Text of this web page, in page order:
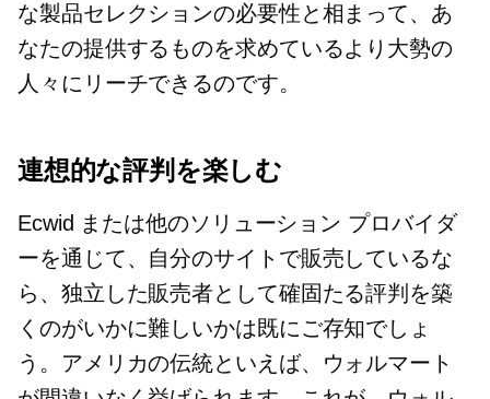
な製品セレクションの必要性と相まって、あ
なたの提供するものを求めているより大勢の
人々にリーチできるのです。
連想的な評判を楽しむ
Ecwid または他のソリューション プロバイダ
ーを通じて、自分のサイトで販売しているな
ら、独立した販売者として確固たる評判を築
くのがいかに難しいかは既にご存知でしょ
う。アメリカの伝統といえば、ウォルマート